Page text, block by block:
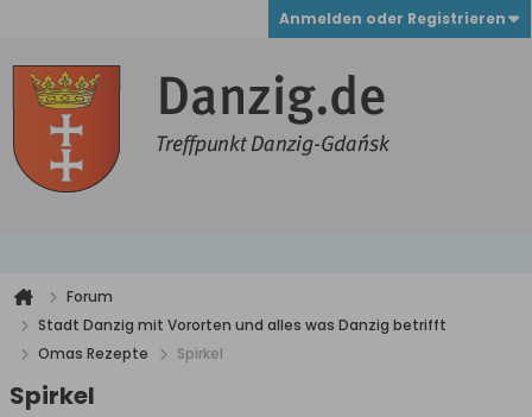
Anmelden oder Registrieren
Forum
Stadt Danzig mit Vororten und alles was Danzig betrifft
Omas Rezepte
Spirkel
Spirkel